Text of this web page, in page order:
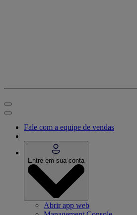
Fale com a equipe de vendas
Entre em sua conta
Abrir app web